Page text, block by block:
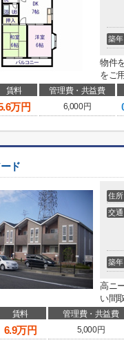
築年
物件
をご
賃料 管理費・共益費
万円 6,000円
ド
住所
交通
築年
高ニ
い間
賃料 管理費・共益費
6.9万円 5,000円